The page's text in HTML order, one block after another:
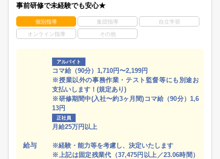
事前研修で未経験でも安心★
個別指導 集団指導 自立学習
オンライン指導 その他
給与
アルバイト
コマ給（90分）1,710円〜2,199円
※授業以外の事務作業・テスト監督等にも別途お
支払いします！(規定あり)
※研修期間中(入社〜約3ヶ月間)コマ給（90分）1,6
13円
正社員
月給25万円以上
※経験・能力等を考慮し、決定いたします
※上記は固定残業代（37,475円以上／23.06時間）